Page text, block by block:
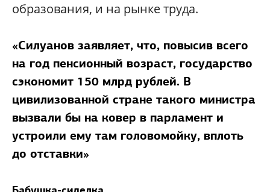
образования, и на рынке труда.
«Силуанов заявляет, что, повысив всего
на год пенсионный возраст, государство
сэкономит 150 млрд рублей. В
цивилизованной стране такого министра
вызвали бы на ковер в парламент и
устроили ему там головомойку, вплоть
до отставки»